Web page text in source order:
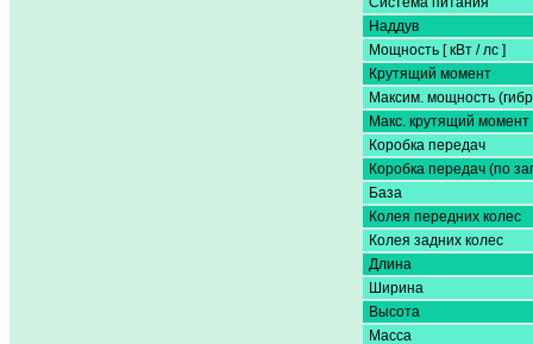
Наддув
Мощность [ кВт / лс ]
Крутящий момент
Максим. мощность
Макс. крутящий момент
Коробка передач
Коробка передач (по
База
Колея передних колес
Колея задних колес
Длина
Ширина
Высота
Масса